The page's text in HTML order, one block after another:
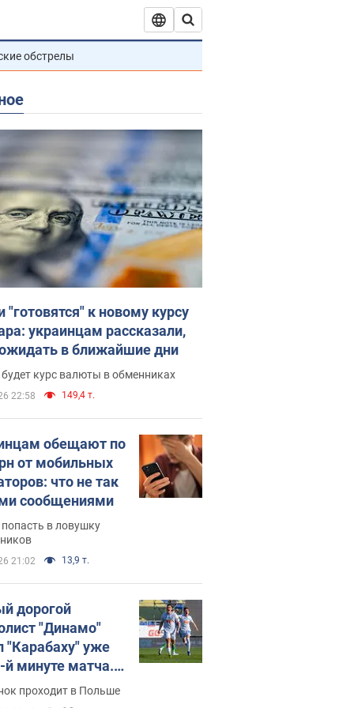
обстрелы
"готовятся" к новому курсу
украинцам рассказали,
в ближайшие дни
курс валюты в обменниках
22:58 149,4 т.
обещают по
от мобильных
что не так
сообщениями
попасть в ловушку
21:02 13,9 т.
дорогой
"Динамо"
"Карабаху" уже
й минуте матча.
проходит в Польше